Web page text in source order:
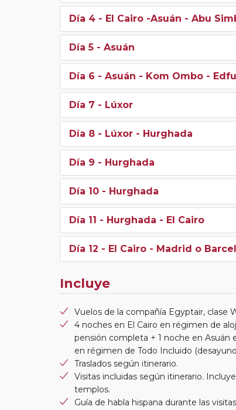
Día 4 - El Cairo -Asuán - Abu
Día 5 - Asuán
Día 6 - Asuán - Kom Ombo -
Día 7 - Lúxor
Día 8 - Lúxor - Hurghada
Día 9 - Hurghada
Día 10 - Hurghada
Día 11 - Hurghada - El Cairo
Día 12 - El Cairo - Madrid o
Incluye
Vuelos de la compañía Egyptair, clase
4 noches en El Cairo en régimen de
pensión completa + 1 noche en
en régimen de Todo Incluido
Traslados según itinerario.
Visitas incluidas según itinerario.
templos.
Guía de habla hispana durante las